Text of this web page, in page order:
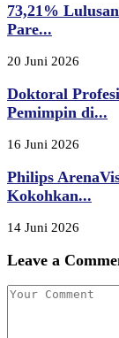
73,21%
Pare...
20 Juni 2026
Doktoral
Pemimpin di...
16 Juni 2026
Philips
Kokohkan...
14 Juni 2026
Leave a